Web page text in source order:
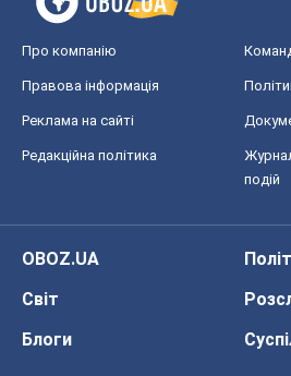
Про компанію
Правова інформація
Реклама на сайті
Редакційна політика
подій
OBOZ.UA
Світ
Блоги